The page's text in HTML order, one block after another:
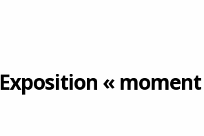
Exposition « moment